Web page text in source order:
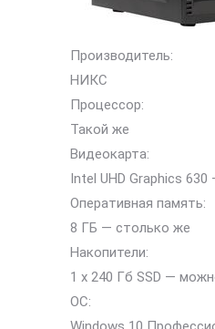
Производитель:
НИКС
Процессор:
Такой же
Видеокарта:
Intel UHD Graphics
Оперативная память:
8 ГБ — столько же
Накопители:
1 x 240 Гб SSD —
ОС: